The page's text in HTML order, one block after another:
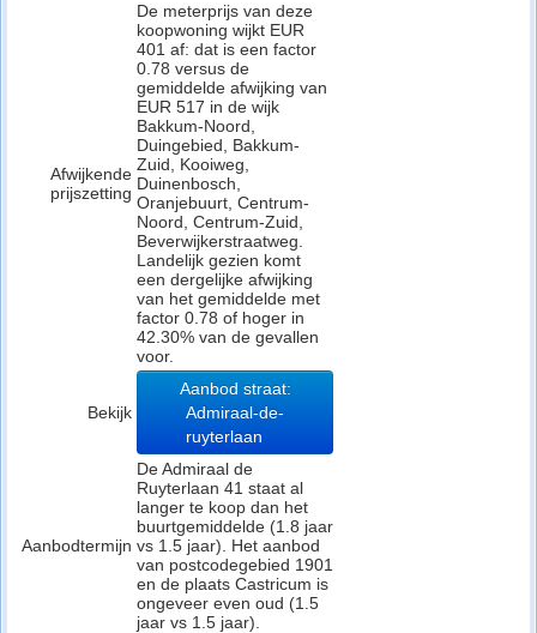
Afwijkende
prijszetting
De meterprijs van deze
koopwoning wijkt EUR
401 af: dat is een factor
0.78 versus de
gemiddelde afwijking van
EUR 517 in de wijk
Bakkum-Noord,
Duingebied, Bakkum-
Zuid, Kooiweg,
Duinenbosch,
Oranjebuurt, Centrum-
Noord, Centrum-Zuid,
Beverwijkerstraatweg.
Landelijk gezien komt
een dergelijke afwijking
van het gemiddelde met
factor 0.78 of hoger in
42.30% van de gevallen
voor.
Bekijk
Aanbod straat:
Admiraal-de-
ruyterlaan
Aanbodtermijn
De Admiraal de
Ruyterlaan 41 staat al
langer te koop dan het
buurtgemiddelde (1.8 jaar
vs 1.5 jaar). Het aanbod
van postcodegebied 1901
en de plaats Castricum is
ongeveer even oud (1.5
jaar vs 1.5 jaar).